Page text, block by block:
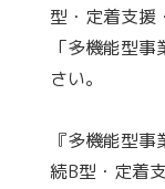
型・定着支援
「多機能型
さい。
『多機能型
続B型・定着